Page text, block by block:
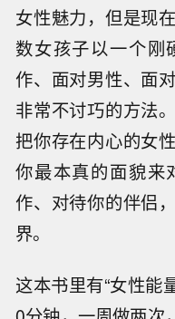
女性魅力，但是现
数女孩子以一个刚
作、面对男性、面
非常不讨巧的方法
把你存在内心的女
你最本真的面貌来
作、对待你的伴侣
界。
这本书里有“女性能